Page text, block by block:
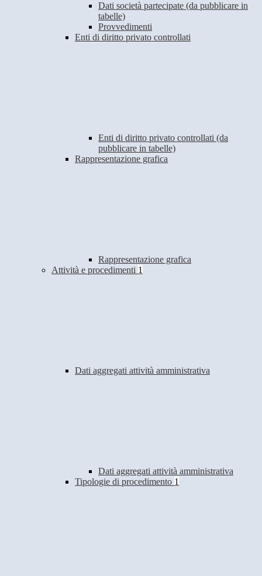
Dati società partecipate (da pubblicare in
tabelle)
Provvedimenti
Enti di diritto privato controllati
Enti di diritto privato controllati (da
pubblicare in tabelle)
Rappresentazione grafica
Rappresentazione grafica
Attività e procedimenti 1
Dati aggregati attività amministrativa
Dati aggregati attività amministrativa
Tipologie di procedimento 1